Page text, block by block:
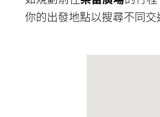
你的出發地點以搜尋不同